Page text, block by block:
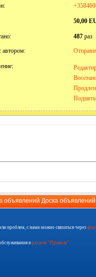
50,00
487раз
автором:
объявлений Доска
проблем, с нами можно связаться через
в разделе "Правила"